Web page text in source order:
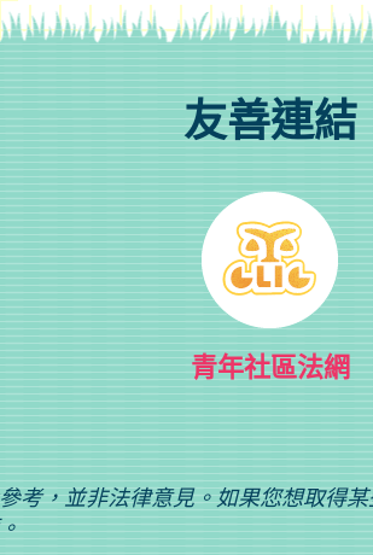
友善連結
青年社區法網
考，並非法律意見。如果您想取得